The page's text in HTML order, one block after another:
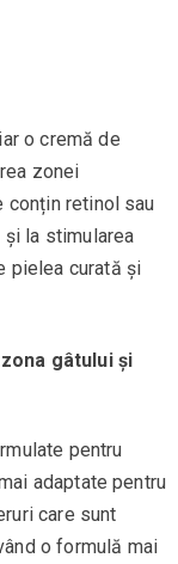
o cremă de
zonei
conțin retinol sau
și la stimularea
pielea curată și
gâtului și
pentru
adaptate pentru
care sunt
o formulă mai